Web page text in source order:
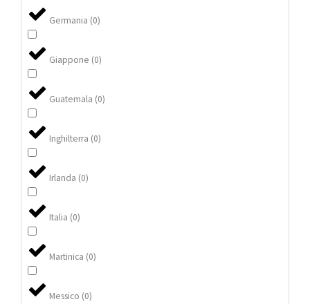
Germania (0)
Giappone (0)
Guatemala (0)
Inghilterra (0)
Irlanda (0)
Italia (0)
Martinica (0)
Messico (0)